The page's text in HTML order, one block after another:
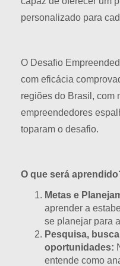
personalizado para
O Desafio
com eficácia
regiões do Brasil, com
empreendedores
toparam o desafio.
O que será
Metas e
aprender a
se planejar para
Pesquisa,
oportunidades:
entende como